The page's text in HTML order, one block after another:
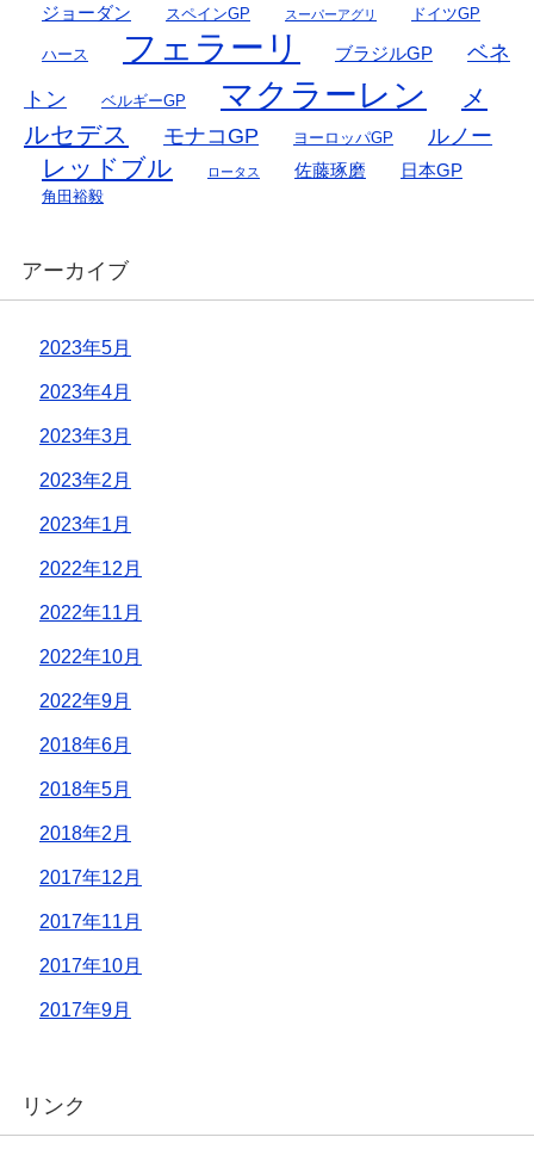
ジョーダン スペインGP スーパーアグリ ドイツGP
ハース フェラーリ ブラジルGP
ベネ
トン
ベルギーGP マクラーレン
メ
ルセデス
モナコGP ヨーロッパGP ルノー
レッドブル ロータス 佐藤琢磨 日本GP
角田裕毅
アーカイブ
2023年5月
2023年4月
2023年3月
2023年2月
2023年1月
2022年12月
2022年11月
2022年10月
2022年9月
2018年6月
2018年5月
2018年2月
2017年12月
2017年11月
2017年10月
2017年9月
リンク